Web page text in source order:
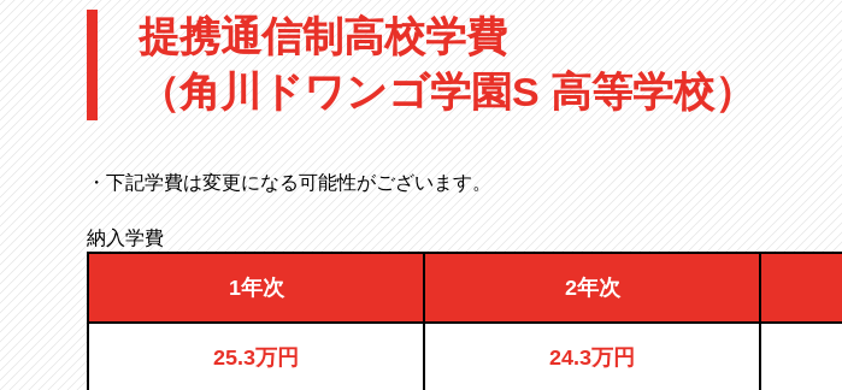
提携通信制高校学費
（角川ドワンゴ学園S 高等学校）
・下記学費は変更になる可能性がございます。
納入学費
1年次 2年次
25.3万円 24.3万円